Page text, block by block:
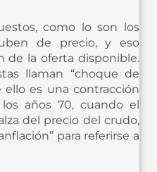
como lo son los
de precio, y eso
de la oferta disponible.
llaman “choque de
ello es una contracción
años 70, cuando el
del precio del crudo,
para referirse a